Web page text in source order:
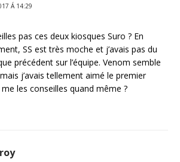
Á 14:29
pas ces deux kiosques Suro ? En
SS est très moche et j’avais pas du
précédent sur l’équipe. Venom semble
j’avais tellement aimé le premier
les conseilles quand même ?